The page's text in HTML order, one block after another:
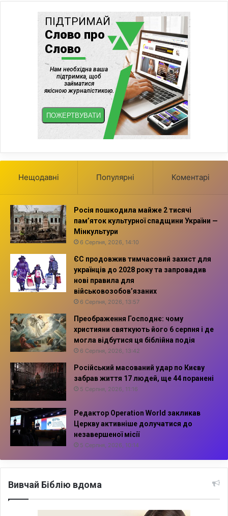
Нещодавні Популярні Коментарі
Росія пошкодила майже 2 тисячі
пам’яток культурної спадщини України —
Мінкультури
6 Серпня, 2026, 14:10
ЄС продовжив тимчасовий захист для
українців до 2028 року та запровадив
нові правила для
військовозобов’язаних
6 Серпня, 2026, 13:57
Преображення Господнє: чому
християни святкують його 6 серпня і де
могла відбутися ця біблійна подія
6 Серпня, 2026, 13:42
Російський масований удар по Києву
забрав життя 17 людей, ще 44 поранені
5 Серпня, 2026, 11:16
Редактор Operation World закликав
Церкву активніше долучатися до
незавершеної місії
5 Серпня, 2026, 10:14
Вивчай Біблію вдома